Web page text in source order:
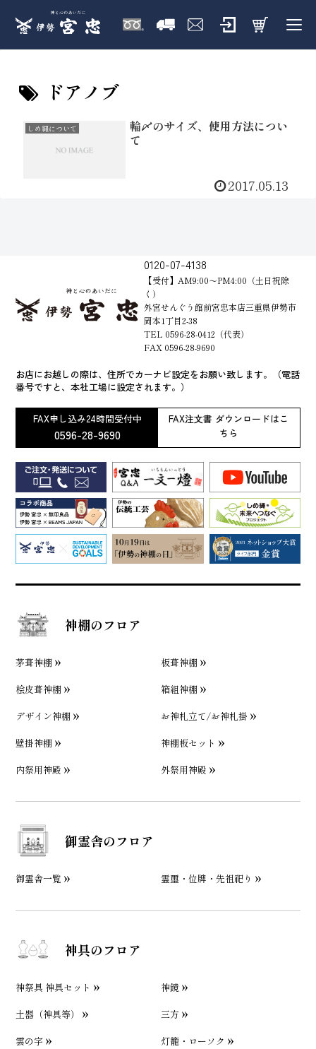
ドアノブ
しめ縄について
輪〆のサイズ、使用方法につい
て
2017.05.13
0120-07-4138
【受付】AM9:00～PM4:00（土日祝除
く）
外宮せんぐう館前宮忠本店三重県伊勢市
岡本1丁目2-38
TEL 0596-28-0412（代表）
FAX 0596-28-9690
お店にお越しの際は、住所でカーナビ設定をお願い致します。（電話
番号ですと、本社工場に設定されます。）
FAX申し込み24時間受付中
0596-28-9690
FAX注文書 ダウンロードはこ
ちら
神棚のフロア
茅葺神棚
板葺神棚
桧皮葺神棚
箱組神棚
デザイン神棚
お神札立て/お神札掛
壁掛神棚
神棚板セット
内祭用神殿
外祭用神殿
御霊舎のフロア
御霊舎一覧 霊璽・位牌・先祖祀り
神具のフロア
神祭具 神具セット
神鏡
土器（神具等）
三方
雲の字
灯籠・ローソク